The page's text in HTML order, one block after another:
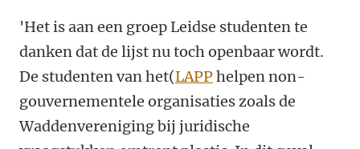
'Het is aan een groep Leidse studenten te
danken dat de lijst nu toch openbaar wordt.
De studenten van het(LAPPhelpen non-
gouvernementele organisaties zoals de
Waddenvereniging bij juridische